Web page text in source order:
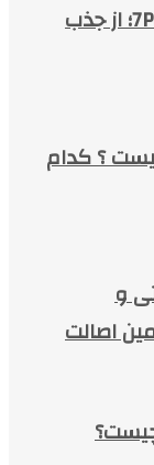
خدمات شبکه‌های اجتماعی 7Panel؛ از جذب
؟ کدام
و
اصالت